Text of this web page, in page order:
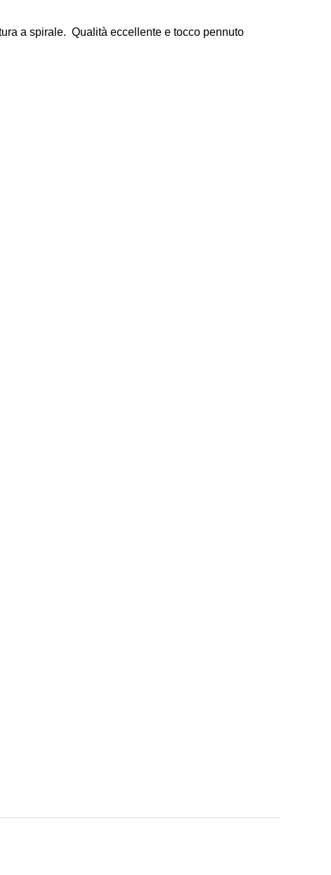
a spirale. Qualità eccellente e tocco pennuto